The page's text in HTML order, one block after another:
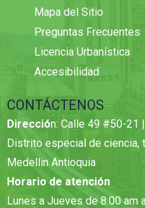
Mapa del Sitio
Preguntas Frecuentes
Licencia Urbanística
Accesibilidad
CONTÁCTENOS
Dirección: Calle 49 #50-21
Distrito especial de ciencia,
Medellin Antioquia
Horario de atención
Lunes a Jueves de 8:00 am